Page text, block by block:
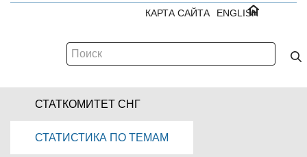
ENGLISH
КАРТА САЙТА
СТАТКОМИТЕТ СНГ
СТАТИСТИКА ПО ТЕМАМ